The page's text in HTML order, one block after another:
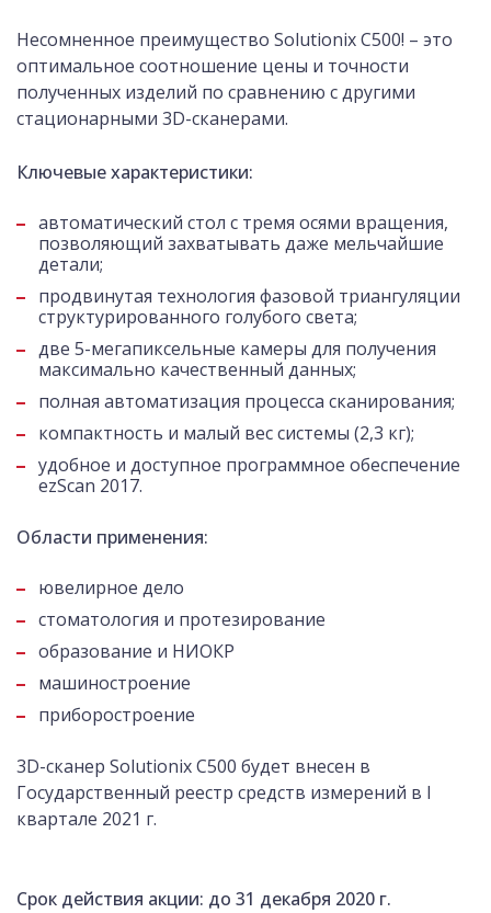
Несомненное преимущество Solutionix C500! – это
оптимальное соотношение цены и точности
полученных изделий по сравнению с другими
стационарными 3D-сканерами.
Ключевые характеристики:
автоматический стол с тремя осями вращения,
позволяющий захватывать даже мельчайшие
детали;
продвинутая технология фазовой триангуляции
структурированного голубого света;
две 5-мегапиксельные камеры для получения
максимально качественный данных;
полная автоматизация процесса сканирования;
компактность и малый вес системы (2,3 кг);
удобное и доступное программное обеспечение
ezScan 2017.
Области применения:
ювелирное дело
стоматология и протезирование
образование и НИОКР
машиностроение
приборостроение
3D-сканер Solutionix C500 будет внесен в
Государственный реестр средств измерений в I
квартале 2021 г.
Срок действия акции: до 31 декабря 2020 г.